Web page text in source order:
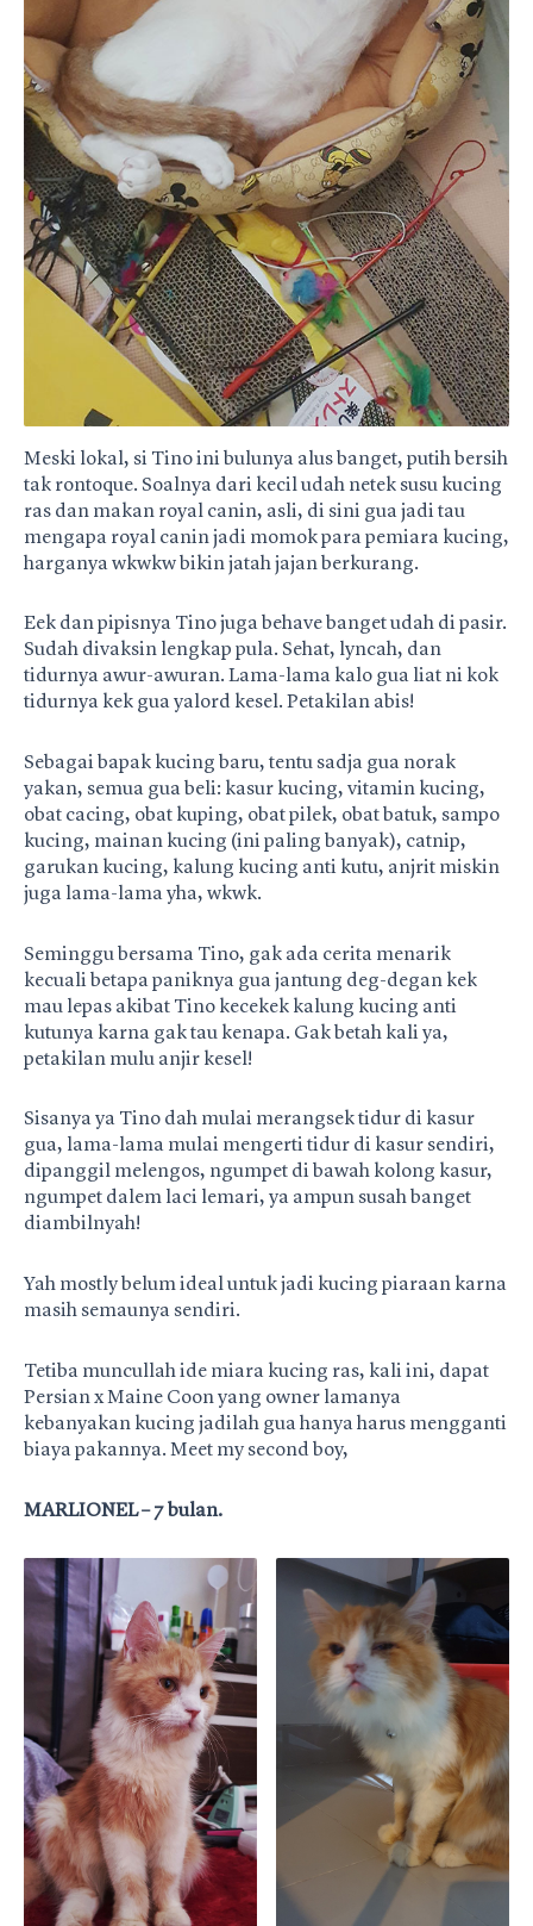
Meski lokal, si Tino ini bulunya alus banget, putih bersih
tak rontoque. Soalnya dari kecil udah netek susu kucing
ras dan makan royal canin, asli, di sini gua jadi tau
mengapa royal canin jadi momok para pemiara kucing,
harganya wkwkw bikin jatah jajan berkurang.
Eek dan pipisnya Tino juga behave banget udah di pasir.
Sudah divaksin lengkap pula. Sehat, lyncah, dan
tidurnya awur-awuran. Lama-lama kalo gua liat ni kok
tidurnya kek gua yalord kesel. Petakilan abis!
Sebagai bapak kucing baru, tentu sadja gua norak
yakan, semua gua beli: kasur kucing, vitamin kucing,
obat cacing, obat kuping, obat pilek, obat batuk, sampo
kucing, mainan kucing (ini paling banyak), catnip,
garukan kucing, kalung kucing anti kutu, anjrit miskin
juga lama-lama yha, wkwk.
Seminggu bersama Tino, gak ada cerita menarik
kecuali betapa paniknya gua jantung deg-degan kek
mau lepas akibat Tino kecekek kalung kucing anti
kutunya karna gak tau kenapa. Gak betah kali ya,
petakilan mulu anjir kesel!
Sisanya ya Tino dah mulai merangsek tidur di kasur
gua, lama-lama mulai mengerti tidur di kasur sendiri,
dipanggil melengos, ngumpet di bawah kolong kasur,
ngumpet dalem laci lemari, ya ampun susah banget
diambilnyah!
Yah mostly belum ideal untuk jadi kucing piaraan karna
masih semaunya sendiri.
Tetiba muncullah ide miara kucing ras, kali ini, dapat
Persian x Maine Coon yang owner lamanya
kebanyakan kucing jadilah gua hanya harus mengganti
biaya pakannya. Meet my second boy,
MARLIONEL – 7 bulan.